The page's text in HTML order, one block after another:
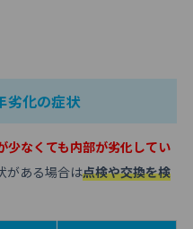
劣化の症状
少なくても内部が劣化してい
がある場合は点検や交換を検